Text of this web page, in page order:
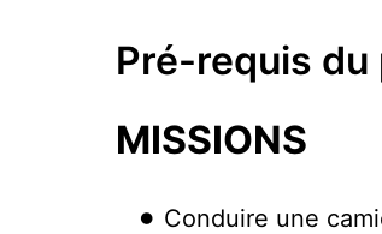
Pré-requis du
MISSIONS
Conduire une